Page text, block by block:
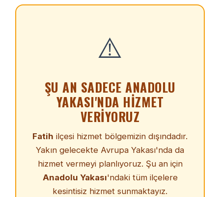
⚠️
ŞU AN SADECE ANADOLU
YAKASI'NDA HIZMET
VERIYORUZ
Fatih ilçesi hizmet bölgemizin dışındadır.
Yakın gelecekte Avrupa Yakası'nda da
hizmet vermeyi planlıyoruz. Şu an için
Anadolu Yakası'ndaki tüm ilçelere
kesintisiz hizmet sunmaktayız.